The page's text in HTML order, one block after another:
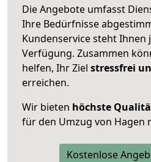
Die Angebote umfasst
Ihre Bedürfnisse
Kundenservice steht Ihnen
Verfügung. Zusammen
helfen, Ihr Ziel stressfrei
erreichen.
Wir bieten höchste
für den Umzug von Hagen
Kostenlose